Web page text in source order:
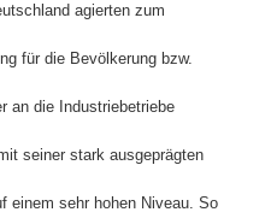
agierten zum
für die Bevölkerung bzw.
an die Industriebetriebe
seiner stark ausgeprägten
einem sehr hohen Niveau. So